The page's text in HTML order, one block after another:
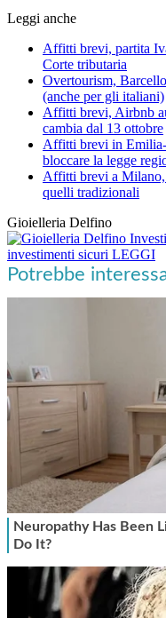
Leggi anche
Affitti brevi, partita
Corte tributaria
Overtourism,
(anche per gli italiani)
Affitti brevi, Airbnb
cambia dal 13 ottobre
Affitti brevi in
bloccare la legge
Affitti brevi a Milano,
quelli tradizionali
Gioielleria Delfino
investimenti sicuri LEGGI